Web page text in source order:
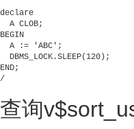
declare
A CLOB;
BEGIN
A := 'ABC';
DBMS_LOCK.SLEEP(120);
END;
/
查询